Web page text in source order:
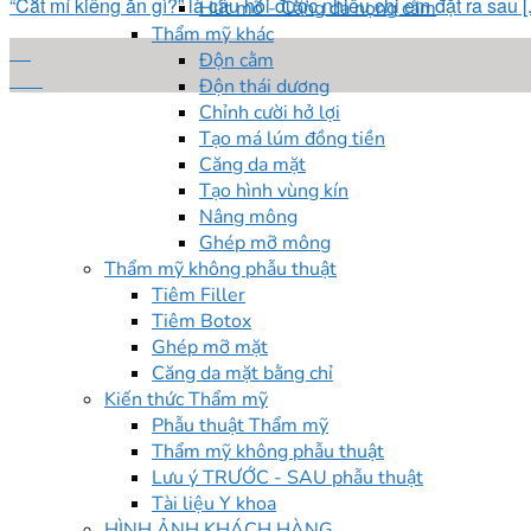
Hút mỡ - Căng da nọng cằm
Thẩm mỹ khác
Độn cằm
Độn thái dương
Chỉnh cười hở lợi
Tạo má lúm đồng tiền
Căng da mặt
Tạo hình vùng kín
Nâng mông
Ghép mỡ mông
Thẩm mỹ không phẫu thuật
Tiêm Filler
Tiêm Botox
Ghép mỡ mặt
Căng da mặt bằng chỉ
Kiến thức Thẩm mỹ
Phẫu thuật Thẩm mỹ
Thẩm mỹ không phẫu thuật
Lưu ý TRƯỚC - SAU phẫu thuật
Tài liệu Y khoa